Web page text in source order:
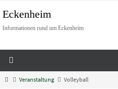
Eckenheim
Informationen rund um Eckenheim
Veranstaltung Volleyball